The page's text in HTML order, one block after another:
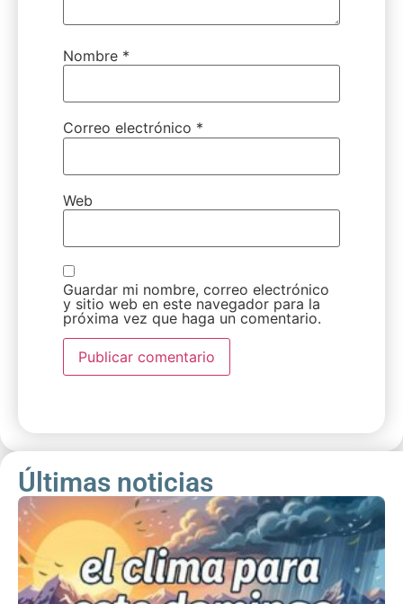
Nombre *
Correo electrónico *
Web
Guardar mi nombre, correo electrónico
y sitio web en este navegador para la
próxima vez que haga un comentario.
Últimas noticias